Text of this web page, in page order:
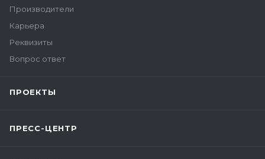
Производители
Карьера
Реквизиты
Вопрос ответ
ПРОЕКТЫ
ПРЕСС-ЦЕНТР